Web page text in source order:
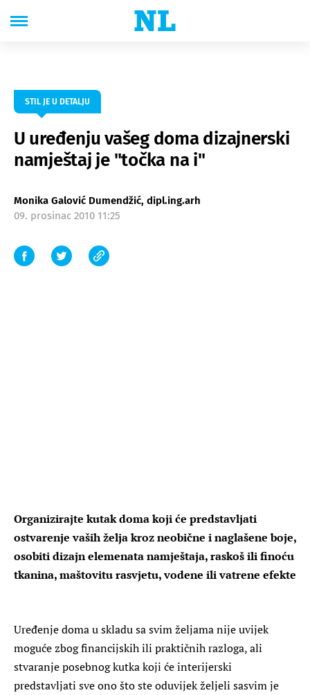
STIL JE U DETALJU
U uređenju vašeg doma dizajnerski
namještaj je "točka na i"
Monika Galović Dumendžić, dipl.ing.arh
09. prosinac 2010 11:25
Organizirajte kutak doma koji će predstavljati
ostvarenje vaših želja kroz neobične i naglašene boje,
osobiti dizajn elemenata namještaja, raskoš ili finoću
tkanina, maštovitu rasvjetu, vodene ili vatrene efekte
Uređenje doma u skladu sa svim željama nije uvijek
moguće zbog financijskih ili praktičnih razloga, ali
stvaranje posebnog kutka koji će interijerski
predstavljati sve ono što ste oduvijek željeli sasvim je